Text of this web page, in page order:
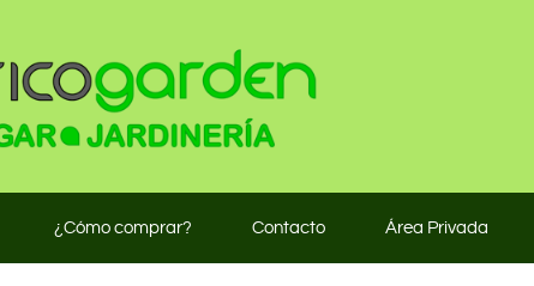
¿Cómo comprar? Contacto Área Privada